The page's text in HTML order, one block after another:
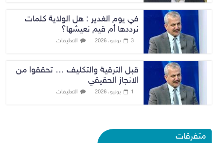
في يوم الغدير : هل الولاية كلمات
نرددها أم قيم نعيشها؟
3 يونيو، 2026 التعليقات
قبل الترقية والتكليف … تحققوا من
الانجاز الحقيقي
1 يونيو، 2026 التعليقات
متفرقات